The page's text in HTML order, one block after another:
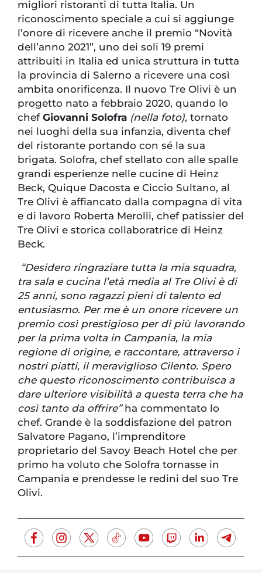
migliori ristoranti di tutta Italia. Un
riconoscimento speciale a cui si aggiunge
l’onore di ricevere anche il premio “Novità
dell’anno 2021”, uno dei soli 19 premi
attribuiti in Italia ed unica struttura in tutta
la provincia di Salerno a ricevere una così
ambita onorificenza. Il nuovo Tre Olivi è un
progetto nato a febbraio 2020, quando lo
chef Giovanni Solofra (nella foto), tornato
nei luoghi della sua infanzia, diventa chef
del ristorante portando con sé la sua
brigata. Solofra, chef stellato con alle spalle
grandi esperienze nelle cucine di Heinz
Beck, Quique Dacosta e Ciccio Sultano, al
Tre Olivi è affiancato dalla compagna di vita
e di lavoro Roberta Merolli, chef patissier del
Tre Olivi e storica collaboratrice di Heinz
Beck.
“Desidero ringraziare tutta la mia squadra,
tra sala e cucina l’età media al Tre Olivi è di
25 anni, sono ragazzi pieni di talento ed
entusiasmo. Per me è un onore ricevere un
premio così prestigioso per di più lavorando
per la prima volta in Campania, la mia
regione di origine, e raccontare, attraverso i
nostri piatti, il meraviglioso Cilento. Spero
che questo riconoscimento contribuisca a
dare ulteriore visibilità a questa terra che ha
così tanto da offrire”ha commentato lo
chef. Grande è la soddisfazione del patron
Salvatore Pagano, l’imprenditore
proprietario del Savoy Beach Hotel che per
primo ha voluto che Solofra tornasse in
Campania e prendesse le redini del suo Tre
Olivi.